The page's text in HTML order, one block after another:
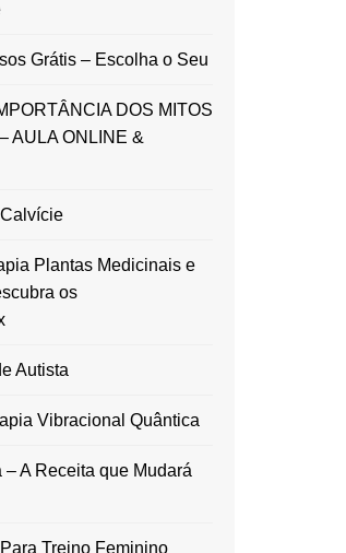
Grátis – Escolha o Seu
DOS MITOS
AULA ONLINE &
Plantas Medicinais e
os
Autista
Vibracional Quântica
A Receita que Mudará
Treino Feminino